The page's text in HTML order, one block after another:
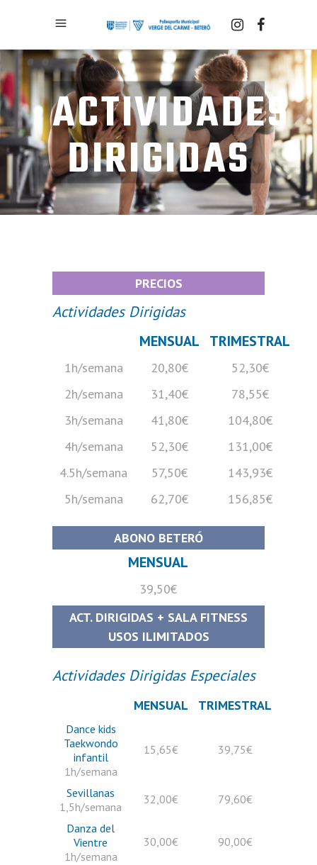
ACTIVIDADES
DIRIGIDAS
PRECIOS
Actividades Dirigidas
MENSUAL TRIMESTRAL
1h/semana 20,80€
52,30€
2h/semana
31,40€
78,55€
3h/semana
41,80€
104,80€
4h/semana
52,30€
131,00€
4.5h/semana
57,50€
143,93€
5h/semana
62,70€ 156,85€
ABONO BETERÓ
MENSUAL
39,50€
ACT. DIRIGIDAS + SALA FITNESS
USOS ILIMITADOS
Actividades Dirigidas Especiales
MENSUAL TRIMESTRAL
Dance kids
Taekwondo
infantil
1h/semana
15,65€ 39,75€
Sevillanas
1,5h/semana
32,00€ 79,60€
Danza del
Vientre
1h/semana
30,00€ 90,00€